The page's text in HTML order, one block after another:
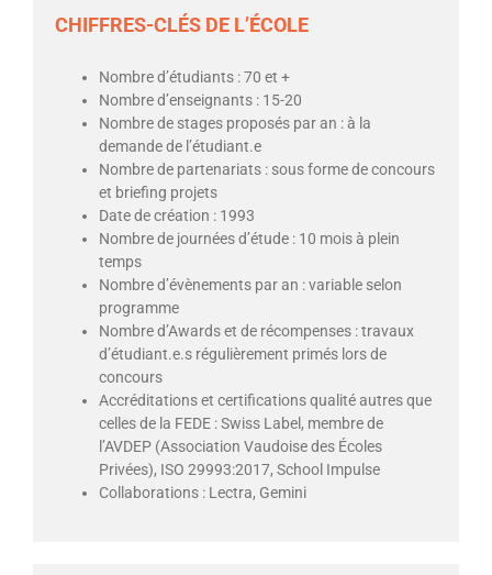
CHIFFRES-CLÉS DE L’ÉCOLE
Nombre d’étudiants : 70 et +
Nombre d’enseignants : 15-20
Nombre de stages proposés par an : à la
demande de l’étudiant.e
Nombre de partenariats : sous forme de concours
et briefing projets
Date de création : 1993
Nombre de journées d’étude : 10 mois à plein
temps
Nombre d’évènements par an : variable selon
programme
Nombre d’Awards et de récompenses : travaux
d’étudiant.e.s régulièrement primés lors de
concours
Accréditations et certifications qualité autres que
celles de la FEDE : Swiss Label, membre de
l’AVDEP (Association Vaudoise des Écoles
Privées), ISO 29993:2017, School Impulse
Collaborations : Lectra, Gemini